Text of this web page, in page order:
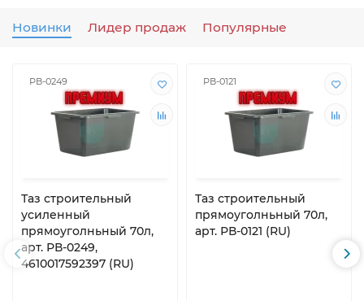
Новинки Лидер продаж Популярные
РВ-0249
Таз строительный
усиленный
прямоуголньный 70л,
арт. РВ-0249,
4610017592397 (RU)
РВ-0121
Таз строительный
прямоуголньный 70л,
арт. РВ-0121 (RU)